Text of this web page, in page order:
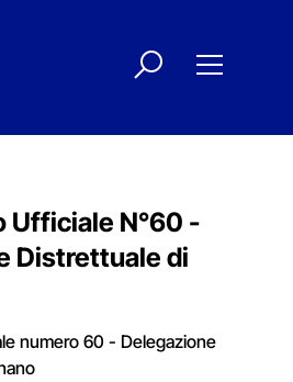
Ufficiale N°60 -
Distrettuale di
numero 60 - Delegazione